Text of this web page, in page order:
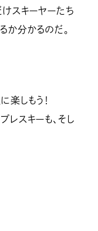
スキーヤーたち
か分かるのだ。
楽しもう！
レスキーも、そし